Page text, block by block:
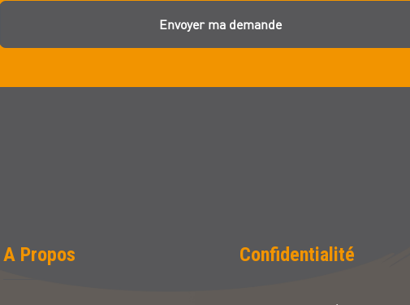
Envoyer ma demande
A Propos Confidentialité